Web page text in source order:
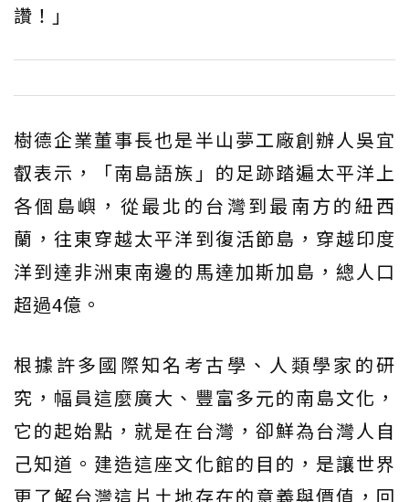
讚！」
樹德企業董事長也是半山夢工廠創辦人吳宜
叡表示，「南島語族」的足跡踏遍太平洋上
各個島嶼，從最北的台灣到最南方的紐西
蘭，往東穿越太平洋到復活節島，穿越印度
洋到達非洲東南邊的馬達加斯加島，總人口
超過4億。
根據許多國際知名考古學、人類學家的研
究，幅員這麼廣大、豐富多元的南島文化，
它的起始點，就是在台灣，卻鮮為台灣人自
己知道。建造這座文化館的目的，是讓世界
更了解台灣這片土地存在的意義與價值，回